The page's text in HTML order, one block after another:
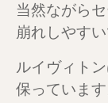
当然ながら
崩れしやすい
ルイヴィト
保っています